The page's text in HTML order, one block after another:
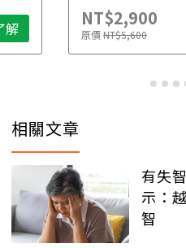
解 NT$2,900
原價NT$5,600
相關文章
有失
示：
智